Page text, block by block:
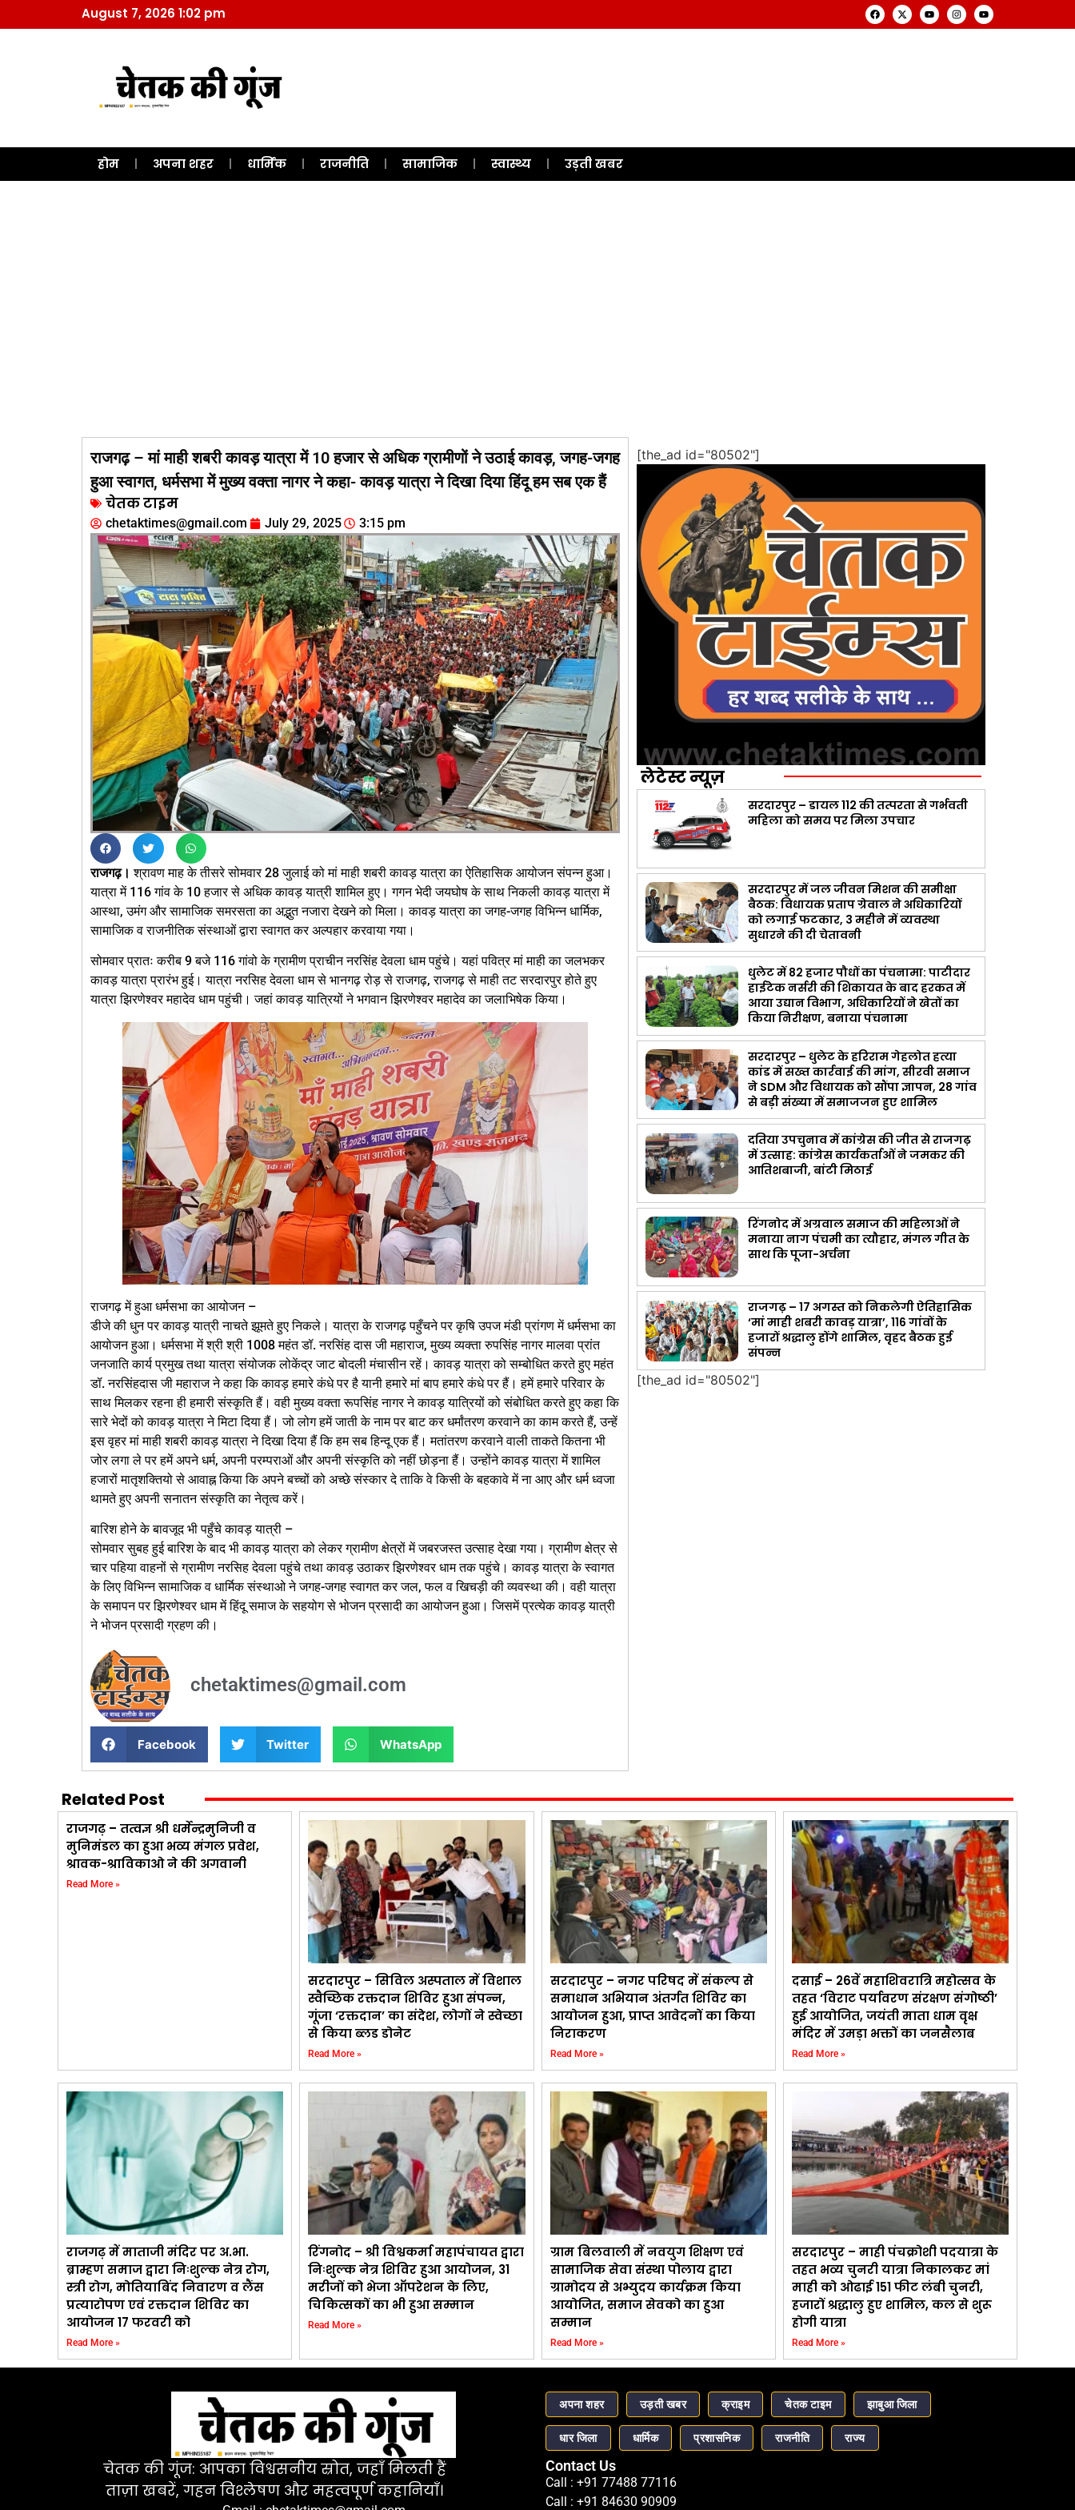
August 7, 2026 1:02 pm
होम अपना शहर धार्मिक राजनीति सामाजिक स्वास्थ्य उड़ती खबर
राजगढ़ – मां माही शबरी कावड़ यात्रा में 10 हजार से अधिक ग्रामीणों ने उठाई कावड़, जगह-जगह
हुआ स्वागत, धर्मसभा में मुख्य वक्ता नागर ने कहा- कावड़ यात्रा ने दिखा दिया हिंदू हम सब एक हैं
चेतक टाइम
chetaktimes@gmail.com July 29, 2025 3:15 pm
राजगढ़। श्रावण माह के तीसरे सोमवार 28 जुलाई को मां माही शबरी कावड़ यात्रा का ऐतिहासिक आयोजन संपन्न हुआ।
यात्रा में 116 गांव के 10 हजार से अधिक कावड़ यात्री शामिल हुए। गगन भेदी जयघोष के साथ निकली कावड़ यात्रा में
आस्था, उमंग और सामाजिक समरसता का अद्भुत नजारा देखने को मिला। कावड़ यात्रा का जगह-जगह विभिन्न धार्मिक,
सामाजिक व राजनीतिक संस्थाओं द्वारा स्वागत कर अल्पहार करवाया गया।
सोमवार प्रातः करीब 9 बजे 116 गांवो के ग्रामीण प्राचीन नरसिंह देवला धाम पहुंचे। यहां पवित्र मां माही का जलभकर
कावड़ यात्रा प्रारंभ हुई। यात्रा नरसिह देवला धाम से भानगढ़ रोड़ से राजगढ़, राजगढ़ से माही तट सरदारपुर होते हुए
यात्रा झिरणेश्वर महादेव धाम पहुंची। जहां कावड़ यात्रियों ने भगवान झिरणेश्वर महादेव का जलाभिषेक किया।
राजगढ़ में हुआ धर्मसभा का आयोजन –
डीजे की धुन पर कावड़ यात्री नाचते झूमते हुए निकले। यात्रा के राजगढ़ पहुँचने पर कृषि उपज मंडी प्रांगण में धर्मसभा का
आयोजन हुआ। धर्मसभा में श्री श्री 1008 महंत डॉ. नरसिंह दास जी महाराज, मुख्य व्यक्ता रुपसिंह नागर मालवा प्रांत
जनजाति कार्य प्रमुख तथा यात्रा संयोजक लोकेंद्र जाट बोदली मंचासीन रहें। कावड़ यात्रा को सम्बोधित करते हुए महंत
डॉ. नरसिंहदास जी महाराज ने कहा कि कावड़ हमारे कंधे पर है यानी हमारे मां बाप हमारे कंधे पर हैं। हमें हमारे परिवार के
साथ मिलकर रहना ही हमारी संस्कृति हैं। वही मुख्य वक्ता रूपसिंह नागर ने कावड़ यात्रियों को संबोधित करते हुए कहा कि
सारे भेदों को कावड़ यात्रा ने मिटा दिया हैं। जो लोग हमें जाती के नाम पर बाट कर धर्मांतरण करवाने का काम करते हैं, उन्हें
इस वृहर मां माही शबरी कावड़ यात्रा ने दिखा दिया हैं कि हम सब हिन्दू एक हैं। मतांतरण करवाने वाली ताकते कितना भी
जोर लगा ले पर हमें अपने धर्म, अपनी परम्पराओं और अपनी संस्कृति को नहीं छोड़ना हैं। उन्होंने कावड़ यात्रा में शामिल
हजारों मातृशक्तियो से आवाह्न किया कि अपने बच्चों को अच्छे संस्कार दे ताकि वे किसी के बहकावे में ना आए और धर्म ध्वजा
थामते हुए अपनी सनातन संस्कृति का नेतृत्व करें।
बारिश होने के बावजूद भी पहुँचे कावड़ यात्री –
सोमवार सुबह हुई बारिश के बाद भी कावड़ यात्रा को लेकर ग्रामीण क्षेत्रों में जबरजस्त उत्साह देखा गया। ग्रामीण क्षेत्र से
चार पहिया वाहनों से ग्रामीण नरसिह देवला पहुंचे तथा कावड़ उठाकर झिरणेश्वर धाम तक पहुंचे। कावड़ यात्रा के स्वागत
के लिए विभिन्न सामाजिक व धार्मिक संस्थाओ ने जगह-जगह स्वागत कर जल, फल व खिचड़ी की व्यवस्था की। वही यात्रा
के समापन पर झिरणेश्वर धाम में हिंदू समाज के सहयोग से भोजन प्रसादी का आयोजन हुआ। जिसमें प्रत्येक कावड़ यात्री
ने भोजन प्रसादी ग्रहण की।
chetaktimes@gmail.com
Facebook Twitter WhatsApp
[the_ad id="80502"]
लेटेस्ट न्यूज़
सरदारपुर – डायल 112 की तत्परता से गर्भवती
महिला को समय पर मिला उपचार
सरदारपुर में जल जीवन मिशन की समीक्षा
बैठक: विधायक प्रताप ग्रेवाल ने अधिकारियों
को लगाई फटकार, 3 महीने में व्यवस्था
सुधारने की दी चेतावनी
धुलेट में 82 हजार पौधों का पंचनामा: पाटीदार
हाईटेक नर्सरी की शिकायत के बाद हरकत में
आया उद्यान विभाग, अधिकारियों ने खेतों का
किया निरीक्षण, बनाया पंचनामा
सरदारपुर – धुलेट के हरिराम गेहलोत हत्या
कांड में सख्त कार्रवाई की मांग, सीरवी समाज
ने SDM और विधायक को सौंपा ज्ञापन, 28 गांव
से बड़ी संख्या में समाजजन हुए शामिल
दतिया उपचुनाव में कांग्रेस की जीत से राजगढ़
में उत्साह: कांग्रेस कार्यकर्ताओं ने जमकर की
आतिशबाजी, बांटी मिठाई
रिंगनोद में अग्रवाल समाज की महिलाओं ने
मनाया नाग पंचमी का त्यौहार, मंगल गीत के
साथ कि पूजा-अर्चना
राजगढ़ – 17 अगस्त को निकलेगी ऐतिहासिक
‘मां माही शबरी कावड़ यात्रा’, 116 गांवों के
हजारों श्रद्धालु होंगे शामिल, वृहद बैठक हुई
संपन्न
[the_ad id="80502"]
Related Post
राजगढ़ – तत्वज्ञ श्री धर्मेन्द्रमुनिजी व
मुनिमंडल का हुआ भव्य मंगल प्रवेश,
श्रावक-श्राविकाओ ने की अगवानी
Read More »
सरदारपुर – सिविल अस्पताल में विशाल
स्वैच्छिक रक्तदान शिविर हुआ संपन्न,
गूंजा ‘रक्तदान’ का संदेश, लोगों ने स्वेच्छा
से किया ब्लड डोनेट
Read More »
सरदारपुर – नगर परिषद में संकल्प से
समाधान अभियान अंतर्गत शिविर का
आयोजन हुआ, प्राप्त आवेदनों का किया
निराकरण
Read More »
दसाई – 26वें महाशिवरात्रि महोत्सव के
तहत ‘विराट पर्यावरण संरक्षण संगोष्ठी’
हुई आयोजित, जयंती माता धाम वृक्ष
मंदिर में उमड़ा भक्तों का जनसैलाब
Read More »
राजगढ़ में माताजी मंदिर पर अ.भा.
ब्राम्हण समाज द्वारा निःशुल्क नेत्र रोग,
स्त्री रोग, मोतियाबिंद निवारण व लैंस
प्रत्यारोपण एवं रक्तदान शिविर का
आयोजन 17 फरवरी को
Read More »
रिंगनोद – श्री विश्वकर्मा महापंचायत द्वारा
निःशुल्क नेत्र शिविर हुआ आयोजन, 31
मरीजों को भेजा ऑपरेशन के लिए,
चिकित्सकों का भी हुआ सम्मान
Read More »
ग्राम बिलवाली में नवयुग शिक्षण एवं
सामाजिक सेवा संस्था पोलाय द्वारा
ग्रामोदय से अभ्युदय कार्यक्रम किया
आयोजित, समाज सेवको का हुआ
सम्मान
Read More »
सरदारपुर – माही पंचक्रोशी पदयात्रा के
तहत भव्य चुनरी यात्रा निकालकर मां
माही को ओढाई 151 फीट लंबी चुनरी,
हजारों श्रद्धालु हुए शामिल, कल से शुरू
होगी यात्रा
Read More »
चेतक की गूंज: आपका विश्वसनीय स्रोत, जहाँ मिलती हैं
ताज़ा खबरें, गहन विश्लेषण और महत्वपूर्ण कहानियाँ।
अपना शहर उड़ती खबर क्राइम चेतक टाइम झाबुआ जिला
धार जिला धार्मिक प्रशासनिक राजनीति राज्य
Contact Us
Call : +91 77488 77116
Call : +91 84630 90909